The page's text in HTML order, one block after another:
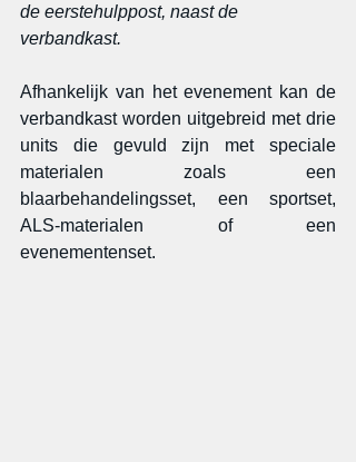
de eerstehulppost, naast de
verbandkast.
Afhankelijk van het evenement kan de
verbandkast worden uitgebreid met drie
units die gevuld zijn met speciale
materialen zoals een
blaarbehandelingsset, een sportset,
ALS-materialen of een
evenementenset.